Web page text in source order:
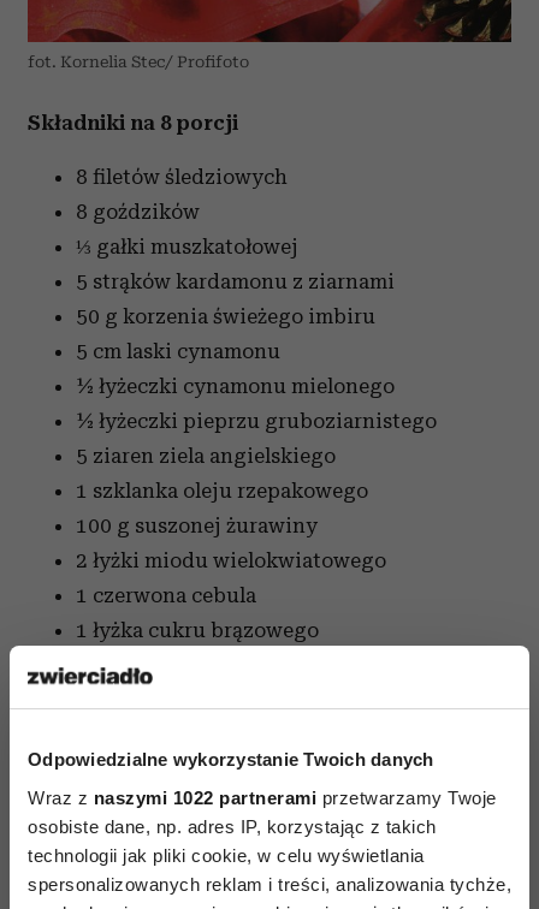
Odpowiedzialne wykorzystanie Twoich danych
Wraz z naszymi 1022 partnerami przetwarzamy Twoje
osobiste dane, np. adres IP, korzystając z takich
technologii jak pliki cookie, w celu wyświetlania
spersonalizowanych reklam i treści, analizowania tychże,
fot. Kornelia Stec/ Profifoto
Składniki na 8 porcji
8 filetów śledziowych
8 goździków
⅓ gałki muszkatołowej
5 strąków kardamonu z ziarnami
50 g korzenia świeżego imbiru
5 cm laski cynamonu
½ łyżeczki cynamonu mielonego
½ łyżeczki pieprzu gruboziarnistego
5 ziaren ziela angielskiego
1 szklanka oleju rzepakowego
100 g suszonej żurawiny
2 łyżki miodu wielokwiatowego
1 czerwona cebula
1 łyżka cukru brązowego
30 g orzechów włoskich (obranych)
500 ml mleka (2%- 3,2%)
Opcjonalnie:
1 kg batatów
Filety odsalamy od 2 do 6 godzin w zimnej